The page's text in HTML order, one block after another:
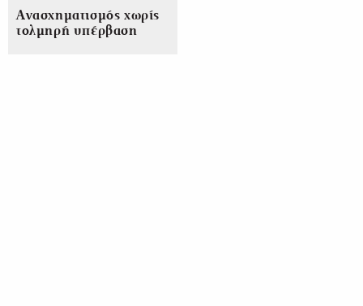
Ανασχηματισμός χωρίς
τολμηρή υπέρβαση